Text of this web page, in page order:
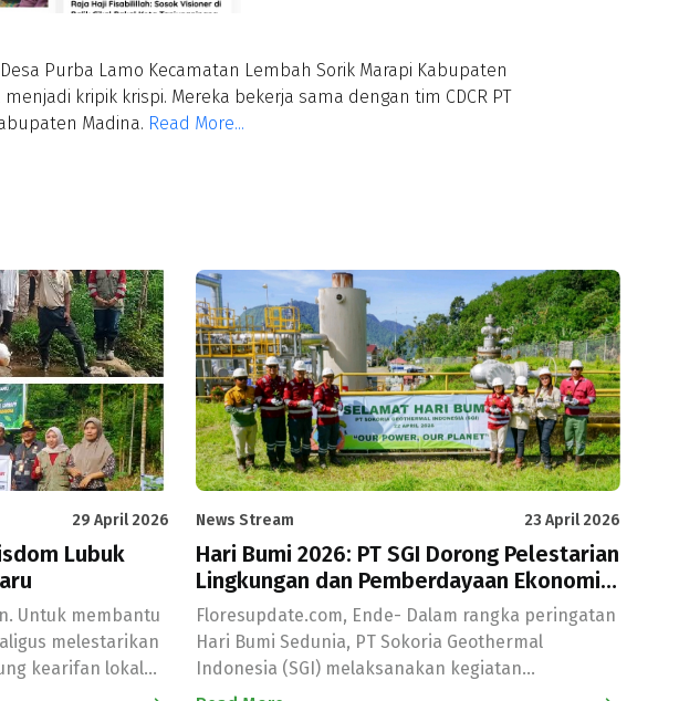
Purba Lamo Kecamatan Lembah Sorik Marapi Kabupaten
kripik krispi. Mereka bekerja sama dengan tim CDCR PT
Madina. Read More...
29 April 2026
Lubuk
Untuk membantu
melestarikan
kearifan lokal
Geotermal
News Stream 23 April 2026
Hari Bumi 2026: PT SGI Dorong Pelestarian
Lingkungan dan Pemberdayaan Ekonomi
Lewat Penanaman Bibit Kopi
Floresupdate.com, Ende- Dalam rangka peringatan
Hari Bumi Sedunia, PT Sokoria Geothermal
Indonesia (SGI) melaksanakan kegiatan
penanaman bibit kopi di area sekitar PLTP Sokoria,